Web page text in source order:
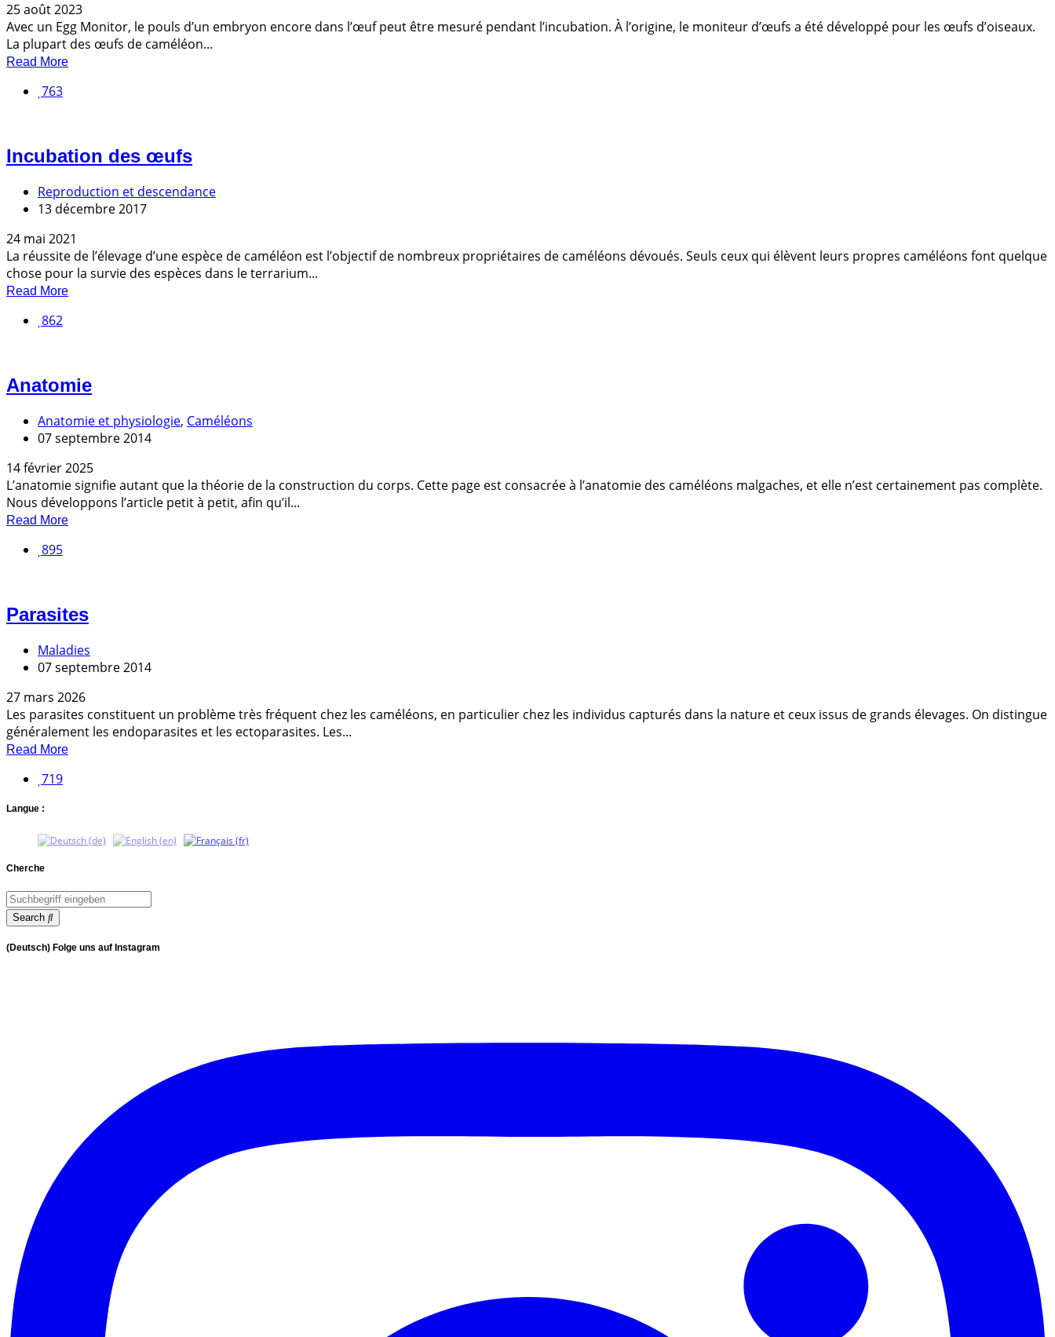
25 août 2023
Avec un Egg Monitor, le pouls d’un embryon encore dans l’œuf peut être mesuré pendant l’incubation. À l’origine, le moniteur d’œufs a été développé pour les œufs d’oiseaux.
La plupart des œufs de caméléon...
Read More
763
Incubation des œufs
Reproduction et descendance
13 décembre 2017
24 mai 2021
La réussite de l’élevage d’une espèce de caméléon est l’objectif de nombreux propriétaires de caméléons dévoués. Seuls ceux qui élèvent leurs propres caméléons font quelque
chose pour la survie des espèces dans le terrarium...
Read More
862
Anatomie
Anatomie et physiologie, Caméléons
07 septembre 2014
14 février 2025
L’anatomie signifie autant que la théorie de la construction du corps. Cette page est consacrée à l’anatomie des caméléons malgaches, et elle n’est certainement pas complète.
Nous développons l’article petit à petit, afin qu’il...
Read More
895
Parasites
Maladies
07 septembre 2014
27 mars 2026
Les parasites constituent un problème très fréquent chez les caméléons, en particulier chez les individus capturés dans la nature et ceux issus de grands élevages. On distingue
généralement les endoparasites et les ectoparasites. Les...
Read More
719
Langue :
Cherche
Search
(Deutsch) Folge uns auf Instagram